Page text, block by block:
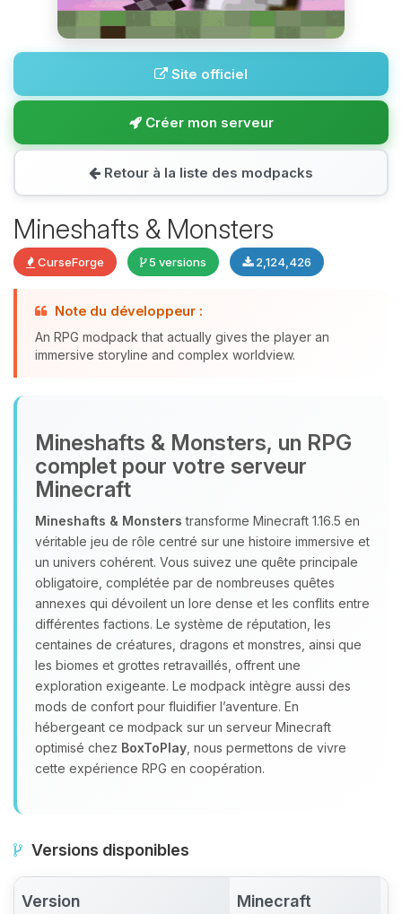
Site officiel
Créer mon serveur
Retour à la liste des modpacks
Mineshafts & Monsters
CurseForge 5 versions 2,124,426
Note du développeur :
An RPG modpack that actually gives the player an
immersive storyline and complex worldview.
Mineshafts & Monsters, un RPG
complet pour votre serveur
Minecraft
Mineshafts & Monsters transforme Minecraft 1.16.5 en
véritable jeu de rôle centré sur une histoire immersive et
un univers cohérent. Vous suivez une quête principale
obligatoire, complétée par de nombreuses quêtes
annexes qui dévoilent un lore dense et les conflits entre
différentes factions. Le système de réputation, les
centaines de créatures, dragons et monstres, ainsi que
les biomes et grottes retravaillés, offrent une
exploration exigeante. Le modpack intègre aussi des
mods de confort pour fluidifier l’aventure. En
hébergeant ce modpack sur un serveur Minecraft
optimisé chez BoxToPlay , nous permettons de vivre
cette expérience RPG en coopération.
Versions disponibles
Version Minecraft
Youpi, enfin quelqu’un pour me
petits circuits pour t’aider.
09/08/2026 à 15:14